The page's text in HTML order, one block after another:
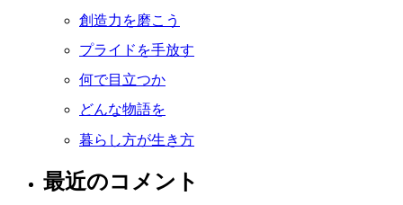
創造力を磨こう
プライドを手放す
何で目立つか
どんな物語を
暮らし方が生き方
最近のコメント